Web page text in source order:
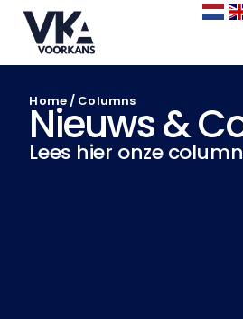
Home/ Columns
Nieuws &
Lees hier onze